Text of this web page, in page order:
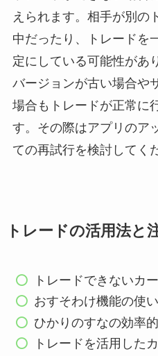
えられます。相手が別の
中だったり、トレードを
定にしている可能性があ
バージョンが古い場合や
場合もトレードが正常に
す。その際はアプリのア
ての再試行を検討してく
トレードの活用法と
トレードできないカ
おすそわけ機能の使
ひかりのすなの効率
トレードを活用した